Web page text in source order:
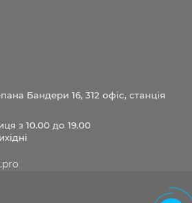
Бандери 16, 312 офіс, станція
з 10.00 до 19.00